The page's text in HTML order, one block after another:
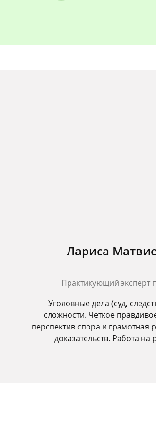
Лариса
Практикующий эксперт
Уголовные дела (суд,
сложности. Четкое
перспектив спора и грамотная
доказательств. Работа на